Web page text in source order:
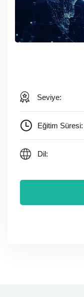
Seviye:
Eğitim Süresi:
Dil: